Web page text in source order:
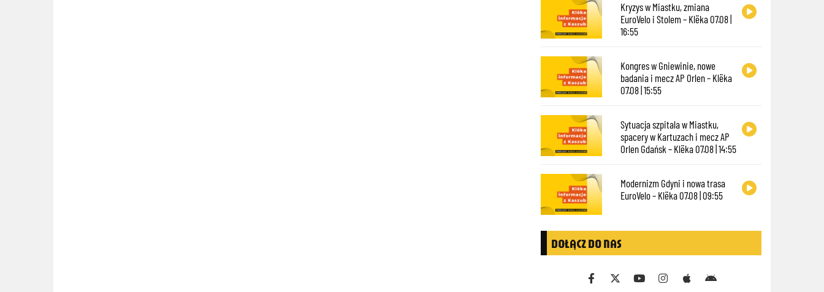
Kryzys w Miastku, zmiana
EuroVelo i Stolem – Klëka 07.08 |
16:55
Kongres w Gniewinie, nowe
badania i mecz AP Orlen – Klëka
07.08 | 15:55
Sytuacja szpitala w Miastku,
spacery w Kartuzach i mecz AP
Orlen Gdańsk – Klëka 07.08 | 14:55
Modernizm Gdyni i nowa trasa
EuroVelo – Klëka 07.08 | 09:55
DOŁĄCZ DO NAS